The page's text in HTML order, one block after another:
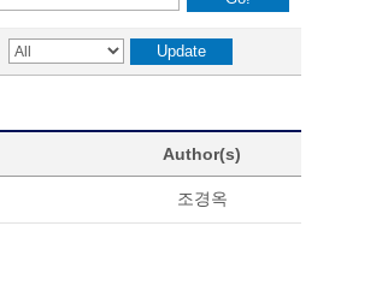
Author(s)
조경옥